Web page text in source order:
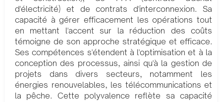
d'électricité) et de contrats d'interconnexion. Sa
capacité à gérer efficacement les opérations tout
en mettant l'accent sur la réduction des coûts
témoigne de son approche stratégique et efficace.
Ses compétences s'étendent à l'optimisation et à la
conception des processus, ainsi qu'à la gestion de
projets dans divers secteurs, notamment les
énergies renouvelables, les télécommunications et
la pêche. Cette polyvalence reflète sa capacité